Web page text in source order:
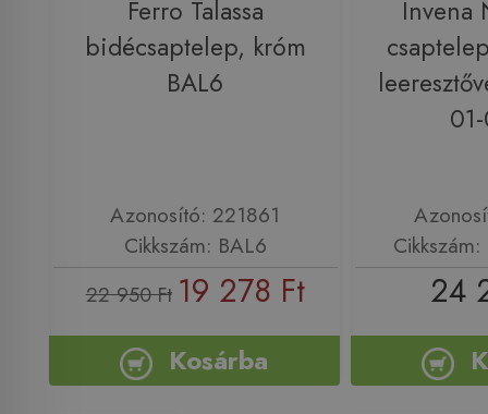
Ferro Talassa
bidécsaptelep, króm
BAL6
Azonosító: 221861
Cikkszám: BAL6
22 950 Ft 19 278 Ft
Kosárba
Invena
24